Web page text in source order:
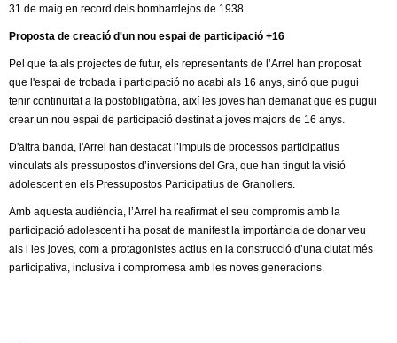
31 de maig en record dels bombardejos de 1938.
Proposta de creació d'un nou espai de participació +16
Pel que fa als projectes de futur, els representants de l’Arrel han proposat
que l'espai de trobada i participació no acabi als 16 anys, sinó que pugui
tenir continuïtat a la postobligatòria, així les joves han demanat que es pugui
crear un nou espai de participació destinat a joves majors de 16 anys.
D'altra banda, l'Arrel han destacat l’impuls de processos participatius
vinculats als pressupostos d’inversions del Gra, que han tingut la visió
adolescent en els Pressupostos Participatius de Granollers.
Amb aquesta audiència, l’Arrel ha reafirmat el seu compromís amb la
participació adolescent i ha posat de manifest la importància de donar veu
als i les joves, com a protagonistes actius en la construcció d’una ciutat més
participativa, inclusiva i compromesa amb les noves generacions.